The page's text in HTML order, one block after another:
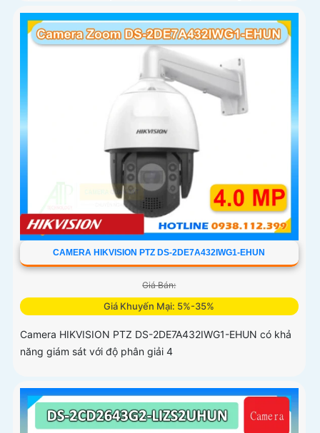
chi tiết ở khoảng cách xa, AI AcuSense nhận diện người và
phương tiện hỗ trợ chụp đồng thời tối đa 5 khuôn mặt
CAMERA HIKVISION PTZ DS-2DE7A432IWG1-EHUN
Giá Bán:
Giá Khuyến Mại: 5%-35%
Camera HIKVISION PTZ DS-2DE7A432IWG1-EHUN có khả
năng giám sát với độ phân giải 4